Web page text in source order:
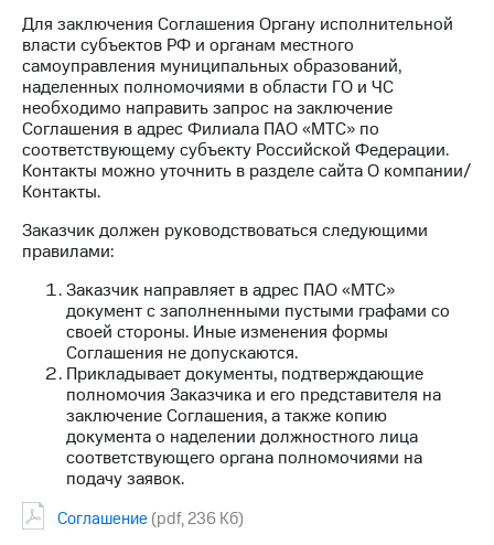
кабинет
акционера
Акционерный
капитал
Контроль
и
аудит
Рынок
акций
Описание
Программа
Порядок
выкупа
акций
Дивиденды
Рынок
облигаций
Описание
Еврооблигации-2023
Уведомление
о
погашении
Для заключения Соглашения Органу исполнительной
власти субъектов РФ и органам местного
самоуправления муниципальных образований,
наделенных полномочиями в области ГО и ЧС
необходимо направить запрос на заключение
Соглашения в адрес Филиала ПАО «МТС» по
соответствующему субъекту Российской Федерации.
Контакты можно уточнить в разделе сайта О компании/
Контакты.
Заказчик должен руководствоваться следующими
правилами:
Заказчик направляет в адрес ПАО «МТС»
документ с заполненными пустыми графами со
своей стороны. Иные изменения формы
Соглашения не допускаются.
Прикладывает документы, подтверждающие
полномочия Заказчика и его представителя на
заключение Соглашения, а также копию
документа о наделении должностного лица
соответствующего органа полномочиями на
подачу заявок.
Соглашение(pdf, 236 Кб)